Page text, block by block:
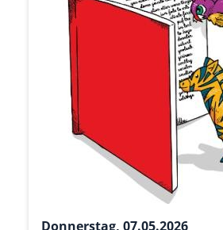
Donnerstag, 07.05.2026